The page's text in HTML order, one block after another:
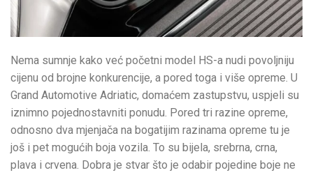
Nema sumnje kako već početni model HS-a nudi povoljniju
cijenu od brojne konkurencije, a pored toga i više opreme. U
Grand Automotive Adriatic, domaćem zastupstvu, uspjeli su
iznimno pojednostavniti ponudu. Pored tri razine opreme,
odnosno dva mjenjača na bogatijim razinama opreme tu je
još i pet mogućih boja vozila. To su bijela, srebrna, crna,
plava i crvena. Dobra je stvar što je odabir pojedine boje ne